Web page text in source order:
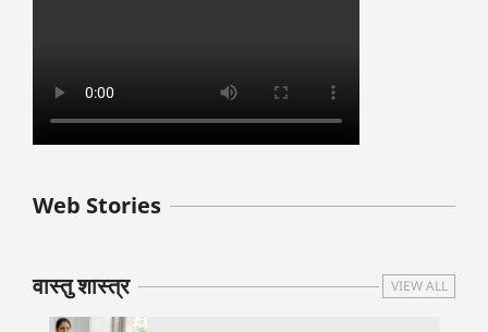
Web Stories
बुधवार के उपाय :
जिनसे हो गणेश जी
वास्तु शास्त्र VIEW ALL